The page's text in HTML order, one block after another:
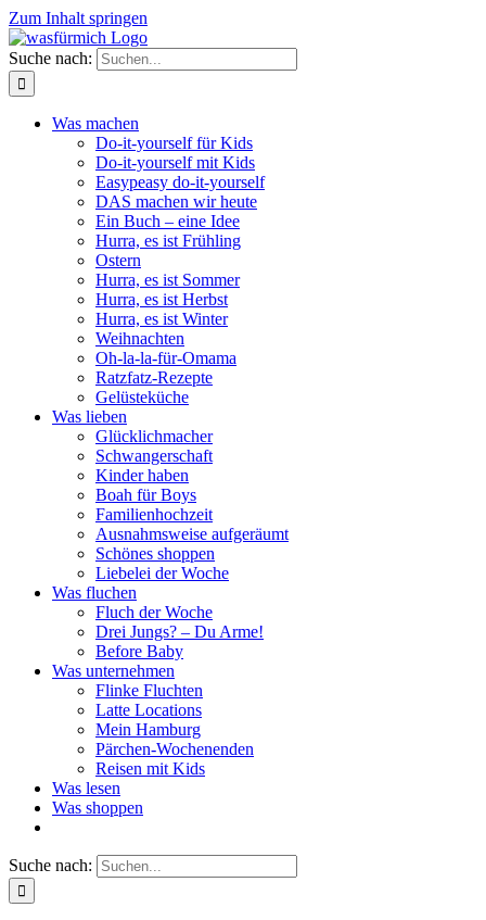
Zum Inhalt springen
Suche nach:
Was machen
Do-it-yourself für Kids
Do-it-yourself mit Kids
Easypeasy do-it-yourself
DAS machen wir heute
Ein Buch – eine Idee
Hurra, es ist Frühling
Ostern
Hurra, es ist Sommer
Hurra, es ist Herbst
Hurra, es ist Winter
Weihnachten
Oh-la-la-für-Omama
Ratzfatz-Rezepte
Gelüsteküche
Was lieben
Glücklichmacher
Schwangerschaft
Kinder haben
Boah für Boys
Familienhochzeit
Ausnahmsweise aufgeräumt
Schönes shoppen
Liebelei der Woche
Was fluchen
Fluch der Woche
Drei Jungs? – Du Arme!
Before Baby
Was unternehmen
Flinke Fluchten
Latte Locations
Mein Hamburg
Pärchen-Wochenenden
Reisen mit Kids
Was lesen
Was shoppen
Suche nach: